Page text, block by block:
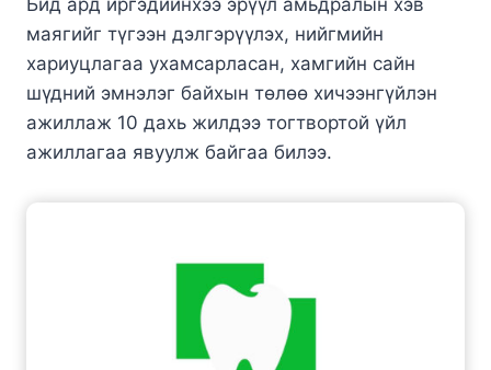
Бид ард иргэдийнхээ эрүүл амьдралын хэв
маягийг түгээн дэлгэрүүлэх, нийгмийн
хариуцлагаа ухамсарласан, хамгийн сайн
шүдний эмнэлэг байхын төлөө хичээнгүйлэн
ажиллаж 10 дахь жилдээ тогтвортой үйл
ажиллагаа явуулж байгаа билээ.